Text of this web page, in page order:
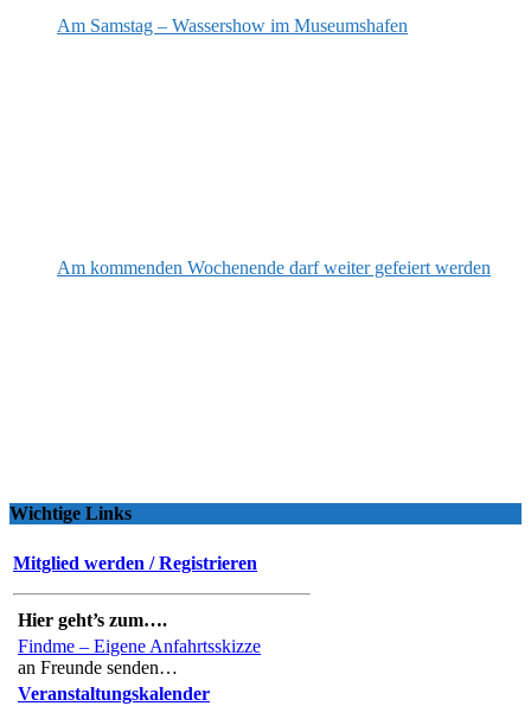
Am Samstag – Wassershow im Museumshafen
Am kommenden Wochenende darf weiter gefeiert werden
Wichtige Links
Mitglied werden / Registrieren
Hier geht’s zum….
Findme – Eigene Anfahrtsskizze
an Freunde senden…
Veranstaltungskalender